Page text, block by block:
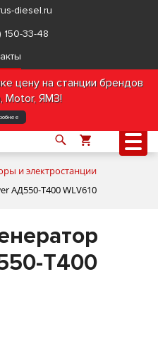
diesel.ru
150-33-48
цену на станции брендов
Motor, ЯМЗ!
и электростанции
АД550-T400 WLV610
T400